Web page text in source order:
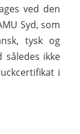
ved den
Syd, som
tysk og
således ikke
i